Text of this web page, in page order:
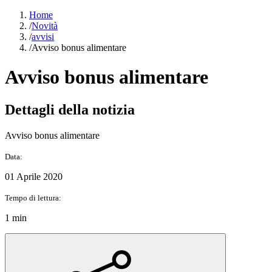
Home
/Novità
/avvisi
/Avviso bonus alimentare
Avviso bonus alimentare
Dettagli della notizia
Avviso bonus alimentare
Data:
01 Aprile 2020
Tempo di lettura:
1 min